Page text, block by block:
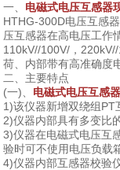
一、 电磁式电压互感器
HTHG-300D电压互感
压互感器在高电压工作
110kV//100V/，
荷、内部带有高准确度
二、主要特点
(一)、 电磁式电压互感
1)该仪器新增双绕组PT
2)仪器内部具有多变比
3)仪器在电磁式电压互
验时可不使用电压负载
4)仪器内部互感器校验